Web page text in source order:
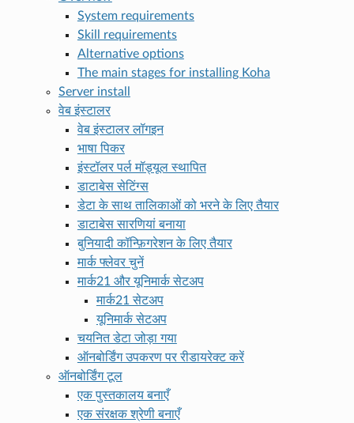
System requirements
Skill requirements
Alternative options
The main stages for installing Koha
Server install
वेब इंस्टालर
वेब इंस्टालर लॉगइन
भाषा पिकर
इंस्टॉलर पर्ल मॉड्यूल स्थापित
डाटाबेस सेटिंग्स
डेटा के साथ तालिकाओं को भरने के लिए तैयार
डाटाबेस सारणियां बनाया
बुनियादी कॉन्फ़िगरेशन के लिए तैयार
मार्क फ्लेवर चुनें
मार्क21 और यूनिमार्क सेटअप
मार्क21 सेटअप
यूनिमार्क सेटअप
चयनित डेटा जोड़ा गया
ऑनबोर्डिंग उपकरण पर रीडायरेक्ट करें
ऑनबोर्डिंग टूल
एक पुस्तकालय बनाएँ
एक संरक्षक श्रेणी बनाएँ